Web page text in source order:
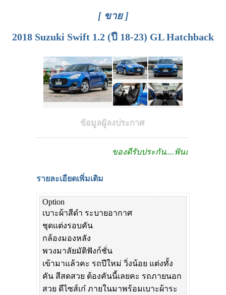
[ ขาย ]
2018 Suzuki Swift 1.2 (ปี 18-23) GL Hatchback
ข้อมูลผู้ลงประกาศ
ของดีรับประกัน....ฟันธง!!
รายละเอียดเพิ่มเติม
Option
เบาะผ้าสีดำ ระบายอากาศ
ชุดแต่งรอบคัน
กล้องมองหลัง
พวงมาลัยมัติฟังก์ชั่น
เข้ามาแล้วคะ รถปีใหม่ วิ่งน้อย แต่งทั้ง
คัน สีสดสวย ต้องคันนี้เลยคะ รถภายนอก
สวย ดีไซส์เก๋ ภายในมาพร้อมเบาะผ้าระ